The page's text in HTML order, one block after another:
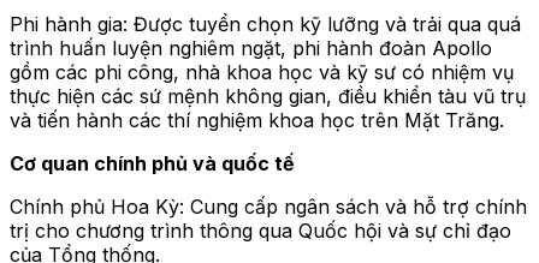
Phi hành gia: Được tuyển chọn kỹ lưỡng và trải qua quá
trình huấn luyện nghiêm ngặt, phi hành đoàn Apollo
gồm các phi công, nhà khoa học và kỹ sư có nhiệm vụ
thực hiện các sứ mệnh không gian, điều khiển tàu vũ trụ
và tiến hành các thí nghiệm khoa học trên Mặt Trăng.
Cơ quan chính phủ và quốc tế
Chính phủ Hoa Kỳ: Cung cấp ngân sách và hỗ trợ chính
trị cho chương trình thông qua Quốc hội và sự chỉ đạo
của Tổng thống.